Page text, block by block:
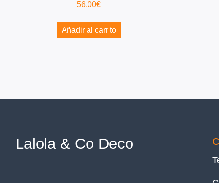
56,00€
Añadir al carrito
Lalola & Co Deco